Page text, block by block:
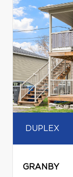
DUPLEX
GRANBY